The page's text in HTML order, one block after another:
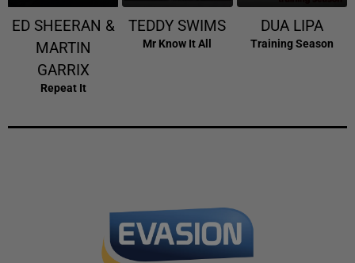
ED SHEERAN &
MARTIN
GARRIX
Repeat It
TEDDY SWIMS
Mr Know It All
DUA LIPA
Training Season